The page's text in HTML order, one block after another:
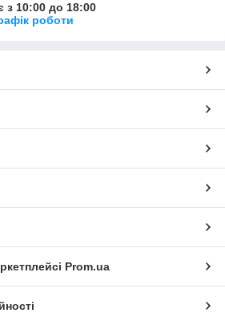
з 10:00 до 18:00
роботи
Prom.ua